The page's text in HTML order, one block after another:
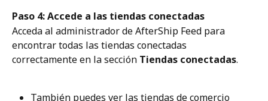
Paso 4: Accede a las tiendas conectadas
Acceda al administrador de AfterShip Feed para
encontrar todas las tiendas conectadas
correctamente en la sección Tiendas conectadas.
También puedes ver las tiendas de comercio